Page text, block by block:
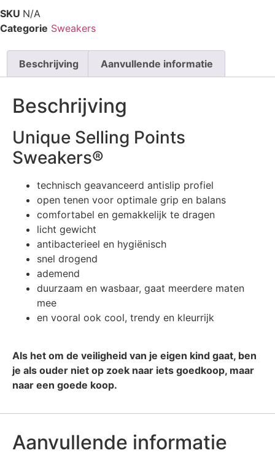
SKU N/A
Categorie Sweakers
Beschrijving Aanvullende informatie
Beschrijving
Unique Selling Points
Sweakers®
technisch geavanceerd antislip profiel
open tenen voor optimale grip en balans
comfortabel en gemakkelijk te dragen
licht gewicht
antibacterieel en hygiënisch
snel drogend
ademend
duurzaam en wasbaar, gaat meerdere maten
mee
en vooral ook cool, trendy en kleurrijk
Als het om de veiligheid van je eigen kind gaat, ben
je als ouder niet op zoek naar iets goedkoop, maar
naar een goede koop.
Aanvullende informatie